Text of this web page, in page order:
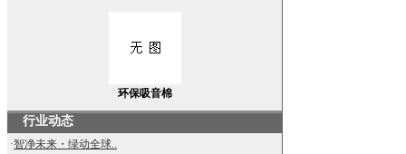
环保吸音棉
行业动态
·智净未来・绿动全球..